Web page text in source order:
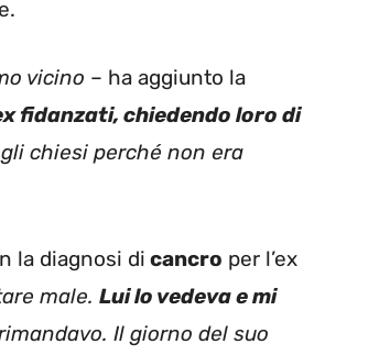
vicino – ha aggiunto la
fidanzati, chiedendo loro di
chiesi perché non era
la diagnosi di cancro per l’ex
male. Lui lo vedeva e mi
Il giorno del suo